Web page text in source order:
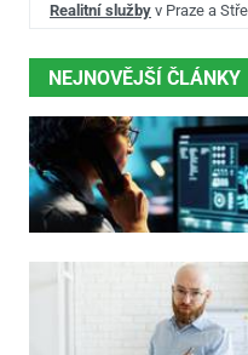
Realitní služby v Praze a
NEJNOVĚJŠÍ ČLÁNKY